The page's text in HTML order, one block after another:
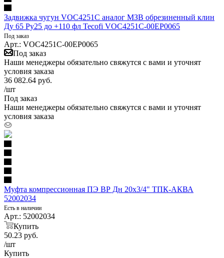
Задвижка чугун VOC4251C аналог МЗВ обрезиненный клин
Ду 65 Ру25 до +110 фл Tecofi VOC4251C-00EP0065
Под заказ
Арт.: VOC4251C-00EP0065
Под заказ
Наши менеджеры обязательно свяжутся с вами и уточнят
условия заказа
36 082.64 руб.
/шт
Под заказ
Наши менеджеры обязательно свяжутся с вами и уточнят
условия заказа
Муфта компрессионная ПЭ ВР Дн 20х3/4" ТПК-АКВА
52002034
Есть в наличии
Арт.: 52002034
Купить
50.23 руб.
/шт
Купить